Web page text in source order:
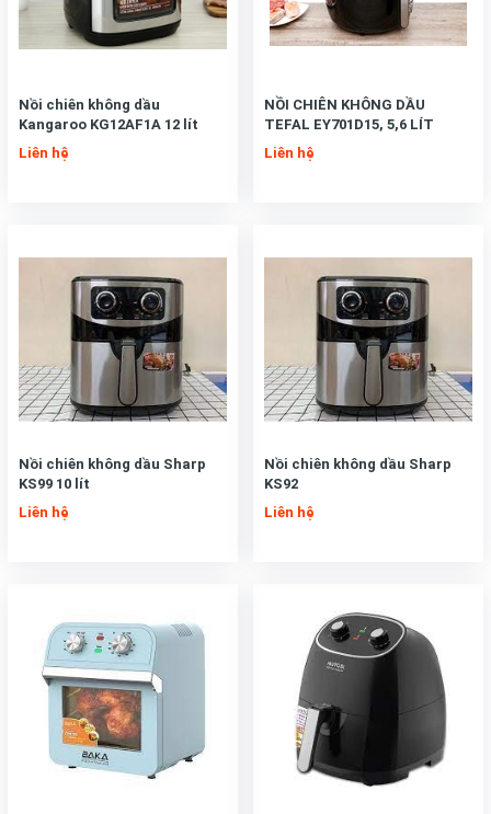
Nồi chiên không dầu
Kangaroo KG12AF1A 12 lít
Liên hệ
NỒI CHIÊN KHÔNG DẦU
TEFAL EY701D15, 5,6 LÍT
Liên hệ
Nồi chiên không dầu Sharp
KS99 10 lít
Liên hệ
Nồi chiên không dầu Sharp
KS92
Liên hệ